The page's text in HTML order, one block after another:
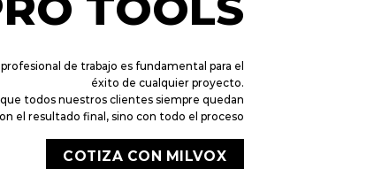
de trabajo es fundamental para el
éxito de cualquier proyecto.
todos nuestros clientes siempre quedan
el resultado final, sino con todo el proceso
COTIZA CON MILVOX